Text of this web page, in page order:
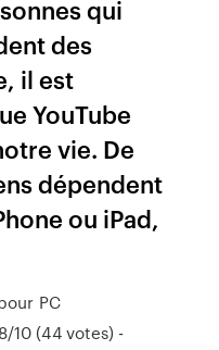
qui
des
il est
YouTube
vie. De
dépendent
ou iPad,
PC
10 (44 votes) -